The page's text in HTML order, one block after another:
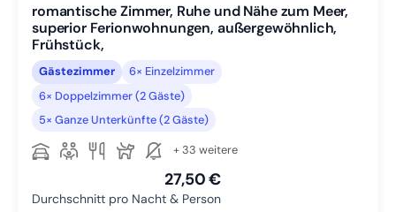
romantische Zimmer, Ruhe und Nähe zum Meer,
superior Ferionwohnungen, außergewöhnlich,
Frühstück,
Gästezimmer
6× Einzelzimmer
6× Doppelzimmer (2 Gäste)
5× Ganze Unterkünfte (2 Gäste)
+ 33 weitere
27,50 €
Durchschnitt pro Nacht & Person